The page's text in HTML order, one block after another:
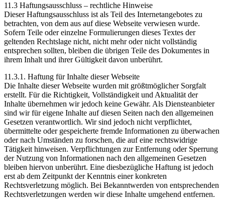
11.3 Haftungsausschluss – rechtliche Hinweise
Dieser Haftungsausschluss ist als Teil des Internetangebotes zu
betrachten, von dem aus auf diese Webseite verwiesen wurde.
Sofern Teile oder einzelne Formulierungen dieses Textes der
geltenden Rechtslage nicht, nicht mehr oder nicht vollständig
entsprechen sollten, bleiben die übrigen Teile des Dokumentes in
ihrem Inhalt und ihrer Gültigkeit davon unberührt.
11.3.1. Haftung für Inhalte dieser Webseite
Die Inhalte dieser Webseite wurden mit größtmöglicher Sorgfalt
erstellt. Für die Richtigkeit, Vollständigkeit und Aktualität der
Inhalte übernehmen wir jedoch keine Gewähr. Als Diensteanbieter
sind wir für eigene Inhalte auf diesen Seiten nach den allgemeinen
Gesetzen verantwortlich. Wir sind jedoch nicht verpflichtet,
übermittelte oder gespeicherte fremde Informationen zu überwachen
oder nach Umständen zu forschen, die auf eine rechtswidrige
Tätigkeit hinweisen. Verpflichtungen zur Entfernung oder Sperrung
der Nutzung von Informationen nach den allgemeinen Gesetzen
bleiben hiervon unberührt. Eine diesbezügliche Haftung ist jedoch
erst ab dem Zeitpunkt der Kenntnis einer konkreten
Rechtsverletzung möglich. Bei Bekanntwerden von entsprechenden
Rechtsverletzungen werden wir diese Inhalte umgehend entfernen.